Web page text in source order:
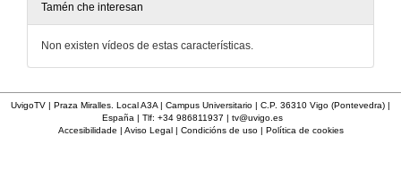
Tamén che interesan
Non existen vídeos de estas características.
UvigoTV | Praza Miralles. Local A3A | Campus Universitario | C.P. 36310 Vigo (Pontevedra) |
España | Tlf: +34 986811937 | tv@uvigo.es
Accesibilidade | Aviso Legal| Condicións de uso| Política de cookies